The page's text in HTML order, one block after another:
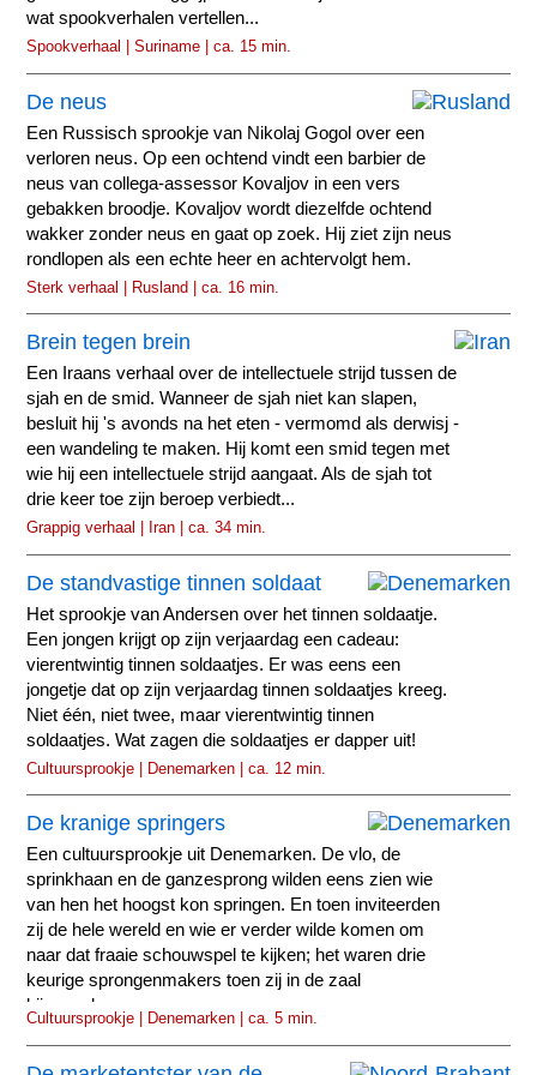
wat spookverhalen vertellen...
Spookverhaal | Suriname | ca. 15 min.
De neus
Een Russisch sprookje van Nikolaj Gogol over een
verloren neus. Op een ochtend vindt een barbier de
neus van collega-assessor Kovaljov in een vers
gebakken broodje. Kovaljov wordt diezelfde ochtend
wakker zonder neus en gaat op zoek. Hij ziet zijn neus
rondlopen als een echte heer en achtervolgt hem.
Sterk verhaal | Rusland | ca. 16 min.
Brein tegen brein
Een Iraans verhaal over de intellectuele strijd tussen de
sjah en de smid. Wanneer de sjah niet kan slapen,
besluit hij 's avonds na het eten - vermomd als derwisj -
een wandeling te maken. Hij komt een smid tegen met
wie hij een intellectuele strijd aangaat. Als de sjah tot
drie keer toe zijn beroep verbiedt...
Grappig verhaal | Iran | ca. 34 min.
De standvastige tinnen soldaat
Het sprookje van Andersen over het tinnen soldaatje.
Een jongen krijgt op zijn verjaardag een cadeau:
vierentwintig tinnen soldaatjes. Er was eens een
jongetje dat op zijn verjaardag tinnen soldaatjes kreeg.
Niet één, niet twee, maar vierentwintig tinnen
soldaatjes. Wat zagen die soldaatjes er dapper uit!
Cultuursprookje | Denemarken | ca. 12 min.
De kranige springers
Een cultuursprookje uit Denemarken. De vlo, de
sprinkhaan en de ganzesprong wilden eens zien wie
van hen het hoogst kon springen. En toen inviteerden
zij de hele wereld en wie er verder wilde komen om
naar dat fraaie schouwspel te kijken; het waren drie
keurige sprongenmakers toen zij in de zaal
bijeengekomen waren.
Cultuursprookje | Denemarken | ca. 5 min.